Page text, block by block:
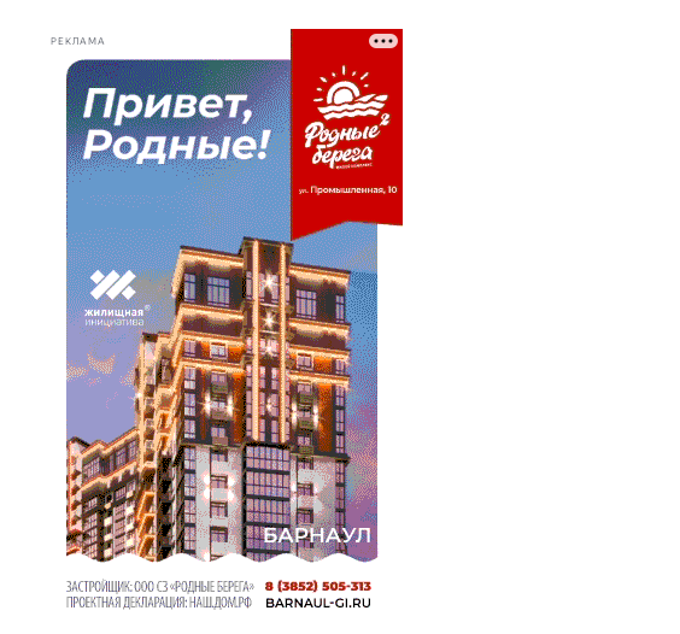
РЕКЛАМА